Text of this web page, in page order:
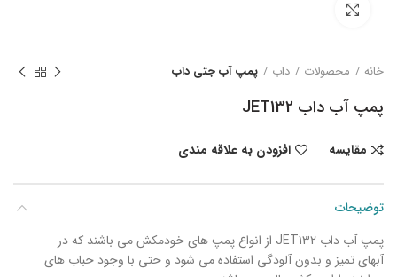
خانه محصولات داب پمپ آب جتی داب
پمپ آب داب JET132
مقایسه افزودن به علاقه مندی
توضیحات
پمپ آب داب JET132 از انواع پمپ های خودمکش می باشند که در
آبهای تمیز و بدون آلودگی استفاده می شود و حتی با وجود حباب های